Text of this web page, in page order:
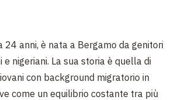
24 anni, è nata a Bergamo da genitori
e nigeriani. La sua storia è quella di
con background migratorio in
come un equilibrio costante tra più